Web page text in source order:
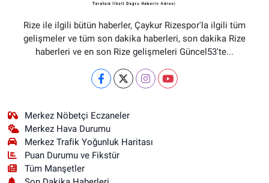
Rize ile ilgili bütün haberler, Çaykur Rizespor'la ilgili tüm
gelişmeler ve tüm son dakika haberleri, son dakika Rize
haberleri ve en son Rize gelişmeleri Güncel53'te...
Merkez Nöbetçi Eczaneler
Merkez Hava Durumu
Merkez Trafik Yoğunluk Haritası
Puan Durumu ve Fikstür
Tüm Manşetler